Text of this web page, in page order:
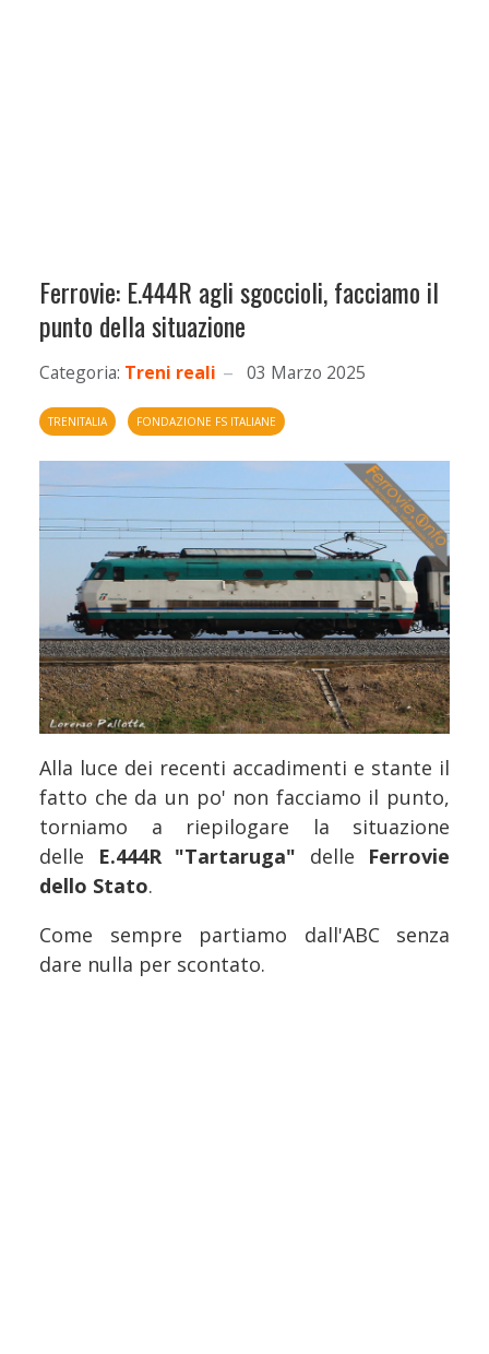
Ferrovie: E.444R agli sgoccioli, facciamo il
punto della situazione
Categoria: Treni reali 03 Marzo 2025
TRENITALIA FONDAZIONE FS ITALIANE
Alla luce dei recenti accadimenti e stante il
fatto che da un po' non facciamo il punto,
torniamo a riepilogare la situazione
delle
E.444R "Tartaruga" delle Ferrovie
dello Stato.
Come sempre partiamo dall'ABC senza
dare nulla per scontato.